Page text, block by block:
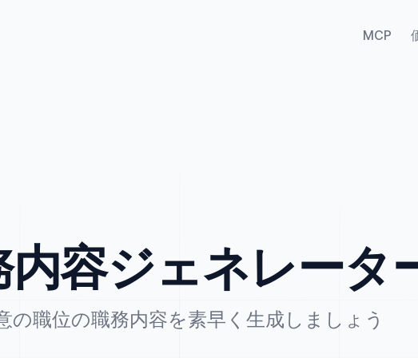
MCP
内容ジェネレータ
の職位の職務内容を素早く生成しましょう